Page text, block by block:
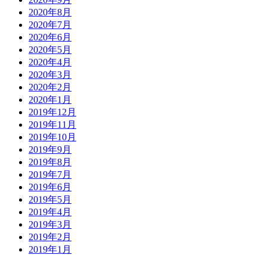
2020年8月
2020年7月
2020年6月
2020年5月
2020年4月
2020年3月
2020年2月
2020年1月
2019年12月
2019年11月
2019年10月
2019年9月
2019年8月
2019年7月
2019年6月
2019年5月
2019年4月
2019年3月
2019年2月
2019年1月